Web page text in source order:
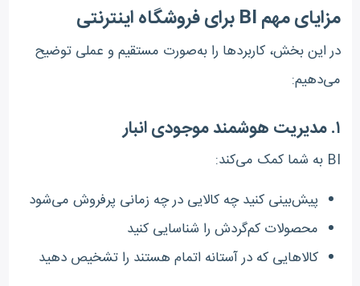
مزایای مهم BI برای فروشگاه اینترنتی
در این بخش، کاربردها را به‌صورت مستقیم و عملی توضیح
می‌دهیم:
۱. مدیریت هوشمند موجودی انبار
BI به شما کمک می‌کند:
پیش‌بینی کنید چه کالایی در چه زمانی پرفروش می‌شود
محصولات کم‌گردش را شناسایی کنید
کالاهایی که در آستانه اتمام هستند را تشخیص دهید